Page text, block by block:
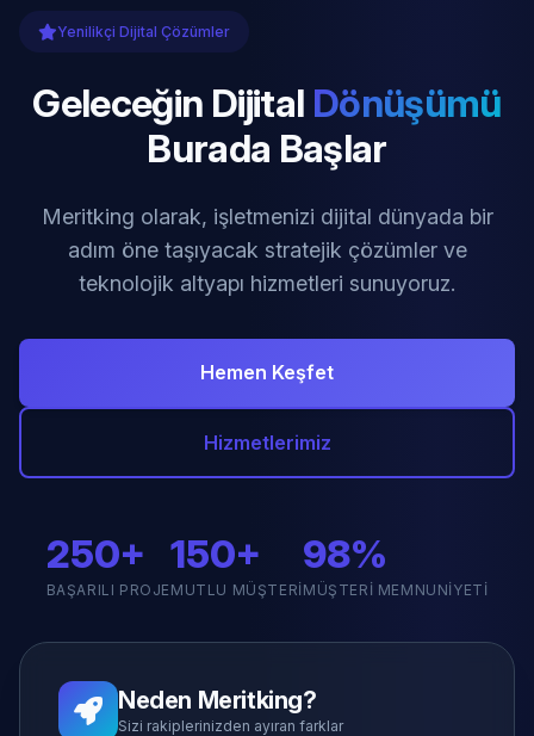
Yenilikçi Dijital Çözümler
Geleceğin Dijital Dönüşümü
Burada Başlar
Meritking olarak, işletmenizi dijital dünyada bir
adım öne taşıyacak stratejik çözümler ve
teknolojik altyapı hizmetleri sunuyoruz.
Hemen Keşfet
Hizmetlerimiz
250+
BAŞARILI PROJE
150+
MUTLU MÜŞTERI
98%
MÜŞTERI MEMNUNIYETI
Neden Meritking?
Sizi rakiplerinizden ayıran farklar